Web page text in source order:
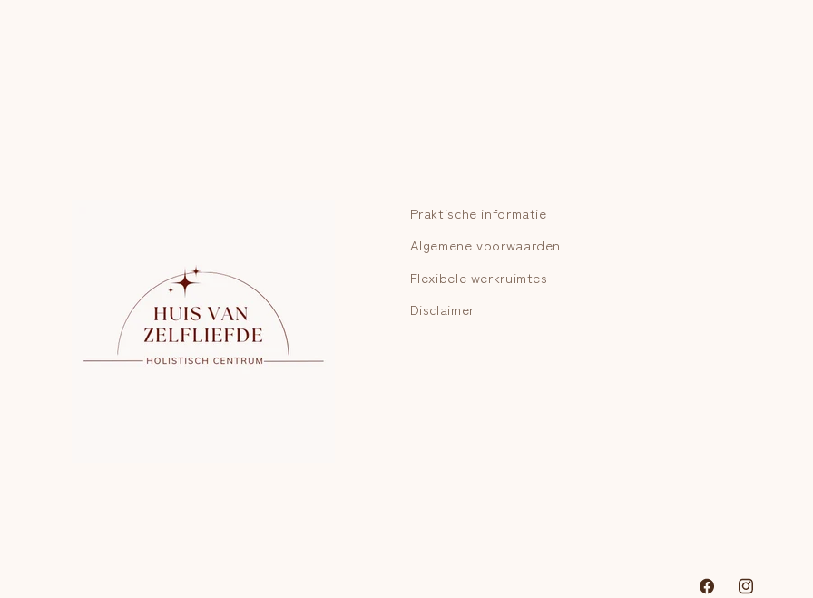
Praktische informatie
Algemene voorwaarden
Flexibele werkruimtes
Disclaimer